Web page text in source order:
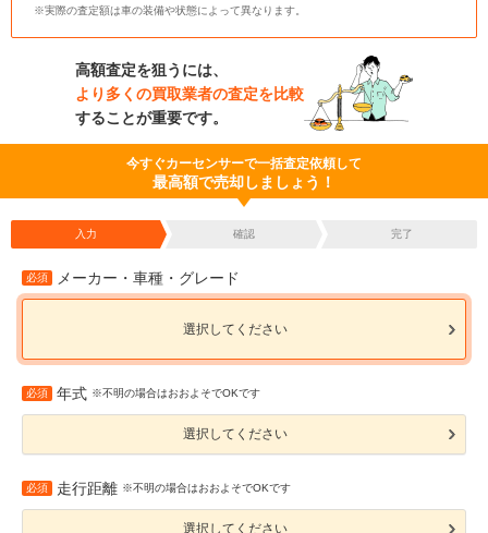
※実際の査定額は車の装備や状態によって異なります。
高額査定を狙うには、
より多くの買取業者の査定を比較
することが重要です。
今すぐカーセンサーで一括査定依頼して
最高額で売却しましょう！
入力 確認 完了
必須 メーカー・車種・グレード
選択してください
必須 年式 ※不明の場合はおおよそでOKです
選択してください
必須 走行距離 ※不明の場合はおおよそでOKです
選択してください